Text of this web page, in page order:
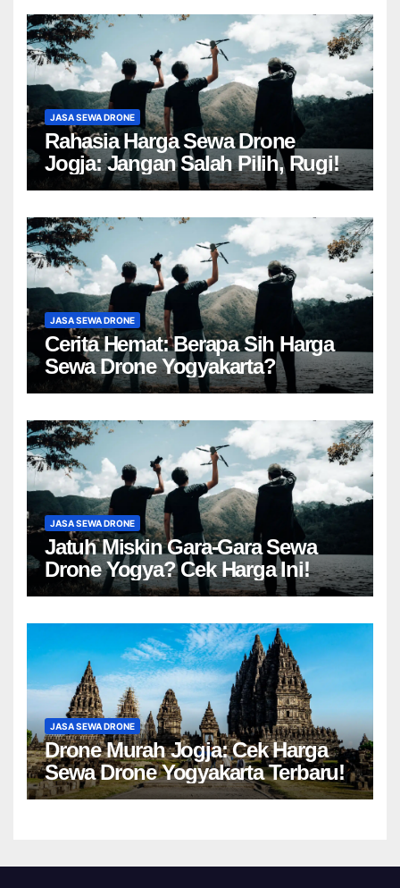
JASA SEWA DRONE
Rahasia Harga Sewa Drone
Jogja: Jangan Salah Pilih, Rugi!
JASA SEWA DRONE
Cerita Hemat: Berapa Sih Harga
Sewa Drone Yogyakarta?
JASA SEWA DRONE
Jatuh Miskin Gara-Gara Sewa
Drone Yogya? Cek Harga Ini!
JASA SEWA DRONE
Drone Murah Jogja: Cek Harga
Sewa Drone Yogyakarta Terbaru!